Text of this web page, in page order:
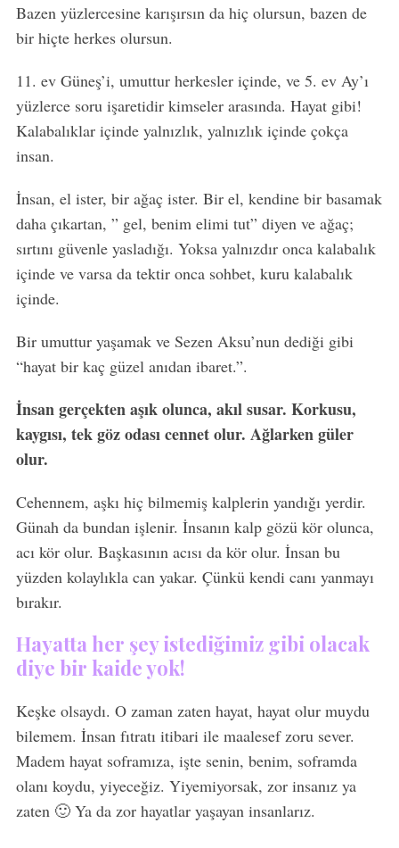
Bazen yüzlercesine karışırsın da hiç olursun, bazen de
bir hiçte herkes olursun.
11. ev Güneş’i, umuttur herkesler içinde, ve 5. ev Ay’ı
yüzlerce soru işaretidir kimseler arasında. Hayat gibi!
Kalabalıklar içinde yalnızlık, yalnızlık içinde çokça
insan.
İnsan, el ister, bir ağaç ister. Bir el, kendine bir basamak
daha çıkartan, ” gel, benim elimi tut” diyen ve ağaç;
sırtını güvenle yasladığı. Yoksa yalnızdır onca kalabalık
içinde ve varsa da tektir onca sohbet, kuru kalabalık
içinde.
Bir umuttur yaşamak ve Sezen Aksu’nun dediği gibi
“hayat bir kaç güzel anıdan ibaret.”.
İnsan gerçekten aşık olunca, akıl susar. Korkusu,
kaygısı, tek göz odası cennet olur. Ağlarken güler
olur.
Cehennem, aşkı hiç bilmemiş kalplerin yandığı yerdir.
Günah da bundan işlenir. İnsanın kalp gözü kör olunca,
acı kör olur. Başkasının acısı da kör olur. İnsan bu
yüzden kolaylıkla can yakar. Çünkü kendi canı yanmayı
bırakır.
Hayatta her şey istediğimiz gibi olacak
diye bir kaide yok!
Keşke olsaydı. O zaman zaten hayat, hayat olur muydu
bilemem. İnsan fıtratı itibari ile maalesef zoru sever.
Madem hayat soframıza, işte senin, benim, soframda
olanı koydu, yiyeceğiz. Yiyemiyorsak, zor insanız ya
zaten 🙂 Ya da zor hayatlar yaşayan insanlarız.